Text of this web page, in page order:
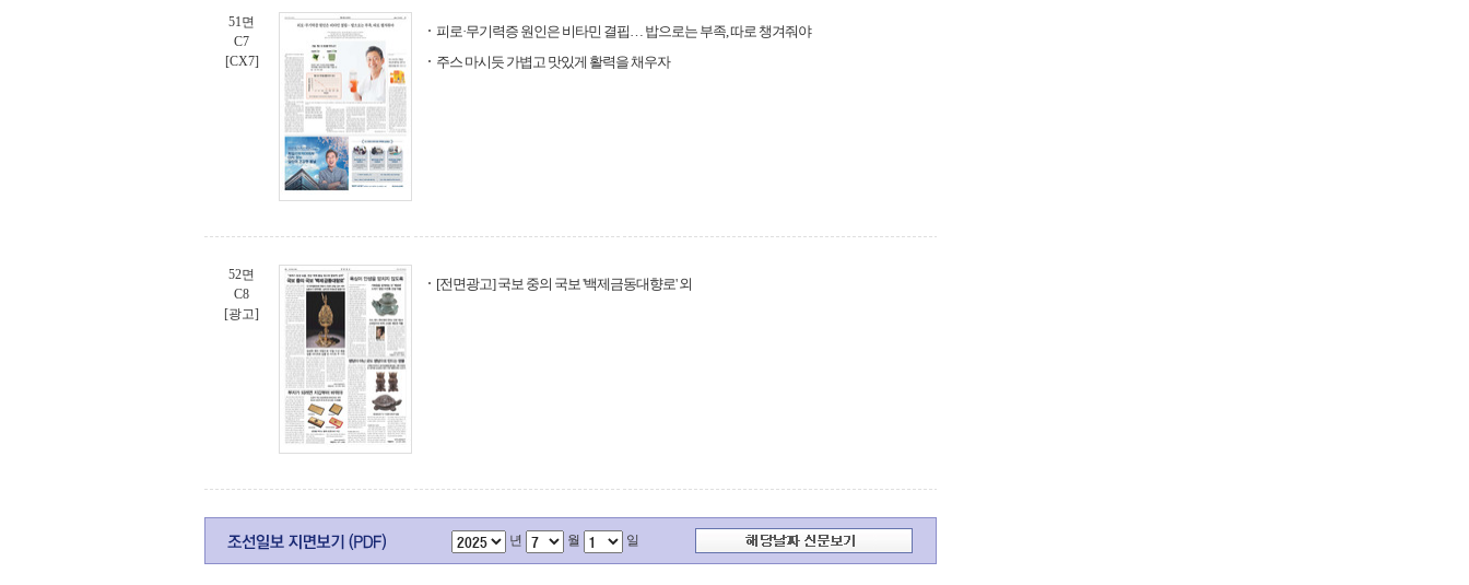
51면
C7
[CX7]
피로·무기력증 원인은 비타민 결핍… 밥으로는 부족, 따로 챙겨줘야
주스 마시듯 가볍고 맛있게 활력을 채우자
52면
C8
[광고]
[전면광고] 국보 중의 국보 '백제금동대향로' 외
년 월 일